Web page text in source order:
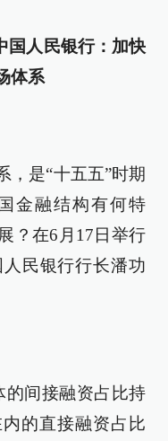
国人民银行：加快
体系
，是“十五五”时期
金融结构有何特
？在6月17日举行
民银行行长潘功
的间接融资占比持
的直接融资占比